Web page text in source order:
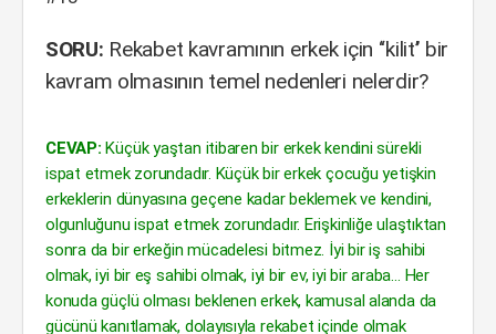
SORU: Rekabet kavramının erkek için ‘‘kilit’’ bir
kavram olmasının temel nedenleri nelerdir?
CEVAP: Küçük yaştan itibaren bir erkek kendini sürekli
ispat etmek zorundadır. Küçük bir erkek çocuğu yetişkin
erkeklerin dünyasına geçene kadar beklemek ve kendini,
olgunluğunu ispat etmek zorundadır. Erişkinliğe ulaştıktan
sonra da bir erkeğin mücadelesi bitmez. İyi bir iş sahibi
olmak, iyi bir eş sahibi olmak, iyi bir ev, iyi bir araba… Her
konuda güçlü olması beklenen erkek, kamusal alanda da
gücünü kanıtlamak, dolayısıyla rekabet içinde olmak